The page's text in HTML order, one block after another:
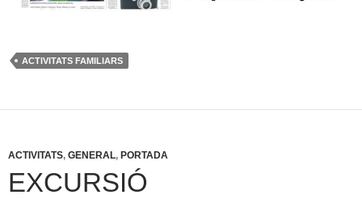
ACTIVITATS FAMILIARS
ACTIVITATS, GENERAL, PORTADA
EXCURSIÓ